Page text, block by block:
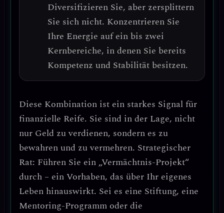
Diversifizieren Sie, aber zersplittern
Sie sich nicht. Konzentrieren Sie
Ihre Energie auf ein bis zwei
Kernbereiche, in denen Sie bereits
Kompetenz und Stabilität besitzen.
Diese Kombination ist ein starkes Signal für
finanzielle Reife. Sie sind in der Lage, nicht
nur Geld zu verdienen, sondern es zu
bewahren und zu vermehren. Strategischer
Rat: Führen Sie ein „Vermächtnis-Projekt“
durch – ein Vorhaben, das über Ihr eigenes
Leben hinauswirkt. Sei es eine Stiftung, eine
Mentoring-Programm oder die